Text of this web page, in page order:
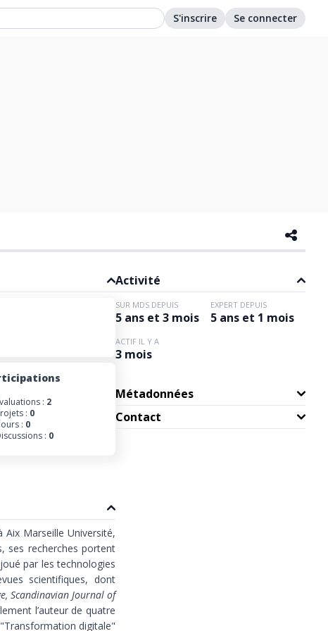
S'inscrire Se connecter
: 2
: 0
: 0
: 0
Marseille Université,
ses recherches portent
par les technologies
scientifiques, dont
Scandinavian Journal of
l’auteur de quatre
digitale"
Activité
SUR MDS DEPUIS
5 ans et 3 mois
EXPERT DEPUIS
5 ans et 1 mois
ACTIF IL Y A
3 mois
Métadonnées
Contact